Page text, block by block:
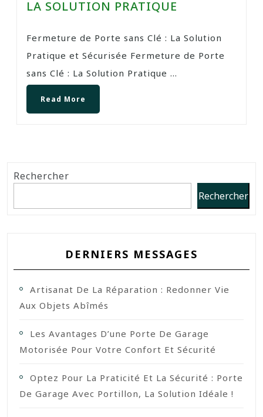
LA SOLUTION PRATIQUE
Fermeture de Porte sans Clé : La Solution
Pratique et Sécurisée Fermeture de Porte
sans Clé : La Solution Pratique ...
Read More
Rechercher
Rechercher
DERNIERS MESSAGES
Artisanat De La Réparation : Redonner Vie
Aux Objets Abîmés
Les Avantages D’une Porte De Garage
Motorisée Pour Votre Confort Et Sécurité
Optez Pour La Praticité Et La Sécurité : Porte
De Garage Avec Portillon, La Solution Idéale !